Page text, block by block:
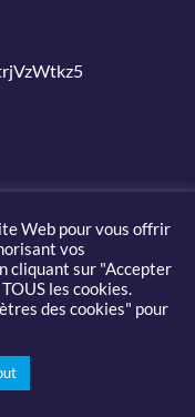
|Mentions légales
Web pour vous offrir
vos
cliquant sur "Accepter
les cookies.
des cookies" pour